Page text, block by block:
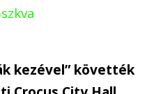
kezével” követték